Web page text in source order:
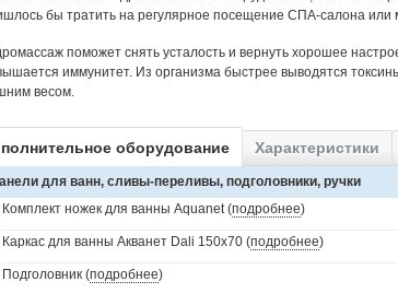
бы тратить на регулярное посещение СПА-салона или
поможет снять усталость и вернуть хорошее
иммунитет. Из организма быстрее выводятся
весом.
оборудование Характеристики
для ванн, сливы-переливы, подголовники, ручки
Комплект ножек для ванны Aquanet (подробнее)
Каркас для ванны Акванет Dali 150x70 (подробнее)
Подголовник (подробнее)